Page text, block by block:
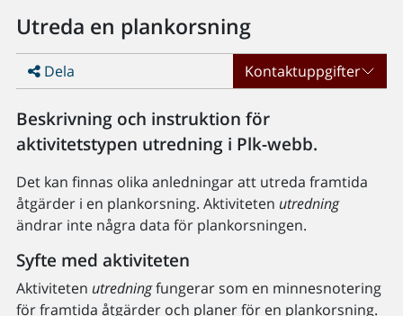
Utreda en plankorsning
Dela Kontaktuppgifter
Beskrivning och instruktion för
aktivitetstypen utredning i Plk-webb.
Det kan finnas olika anledningar att utreda framtida
åtgärder i en plankorsning. Aktiviteten utredning
ändrar inte några data för plankorsningen.
Syfte med aktiviteten
Aktiviteten utredningfungerar som en minnesnotering
för framtida åtgärder och planer för en plankorsning.